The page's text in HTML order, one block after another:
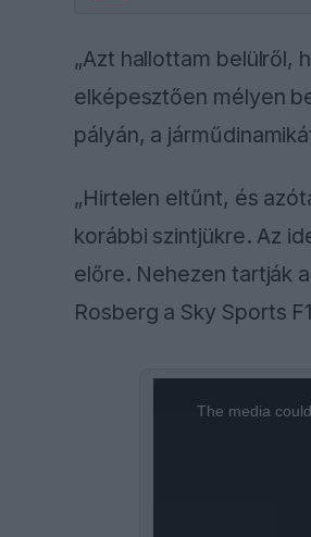
„Azt hallottam belülről,
elképesztően mélyen
pályán, a
„Hirtelen eltűnt, és
korábbi szintjükre. Az
előre. Nehezen tartják
Rosberg a Sky Sports
The media